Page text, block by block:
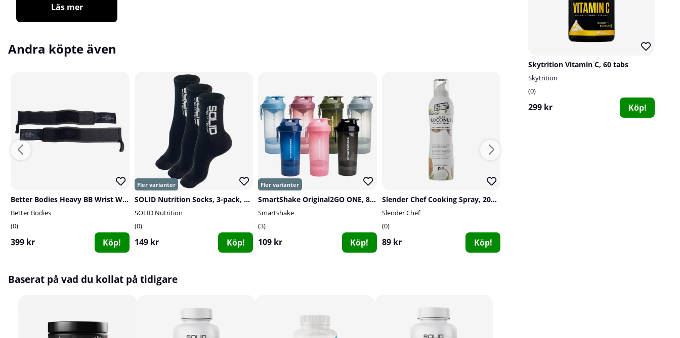
Skytrition Vitamin C, 60 tabs
Skytrition
0
299 kr Köp!
Läs mer
Andra köpte även
Better Bodies Heavy BB Wrist Wraps 18 inch, black
Better Bodies
0
399 kr Köp!
SOLID Nutrition Socks, 3-pack, Black
SOLID Nutrition
0
149 kr Köp!
SmartShake Original2GO ONE, 800 ml
Smartshake
3
109 kr Köp!
Slender Chef Cooking Spray, 200 ml, MCT Oil Coconut
Slender Chef
0
89 kr Köp!
Baserat på vad du kollat på tidigare